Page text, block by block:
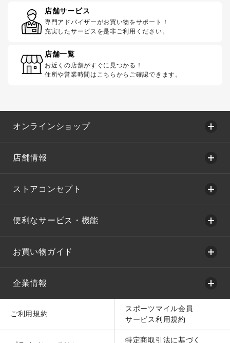
店舗サービス
専門アドバイザーがお買い物をサポート！
充実したサービスを是非ご利用ください。
店舗一覧
お近くの店舗がすぐに見つかる！
住所や営業時間はこちらからご確認できます。
オンラインショップ
店舗情報
ストアコンセプト
便利なサービス・機能
お買い物ガイド
企業情報
ご利用規約
スポーツマイル会員
サービス利用規約
特定商取引法に基づく